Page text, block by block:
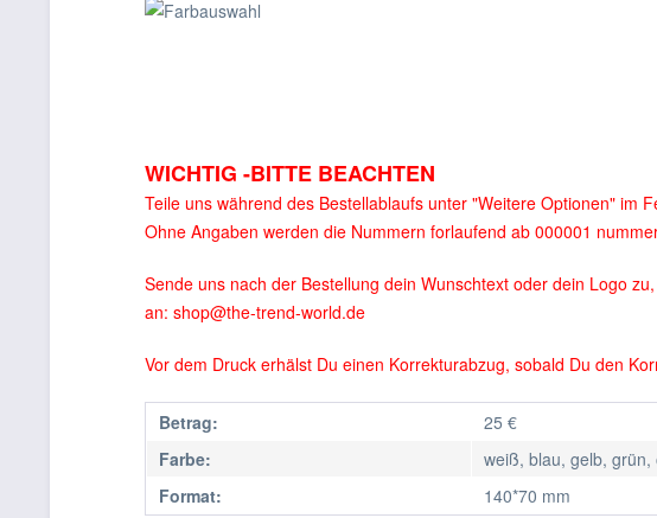
WICHTIG -BITTE BEACHTEN
Teile uns während des Bestellablaufs unter "Weitere Optionen" im
Ohne Angaben werden die Nummern forlaufend ab 000001
Sende uns nach der Bestellung dein Wunschtext oder dein Logo
an: shop@the-trend-world.de
Vor dem Druck erhälst Du einen Korrekturabzug, sobald Du den
Betrag:
25 €
Farbe:
weiß, blau, gelb, grün,
Format:
140*70 mm